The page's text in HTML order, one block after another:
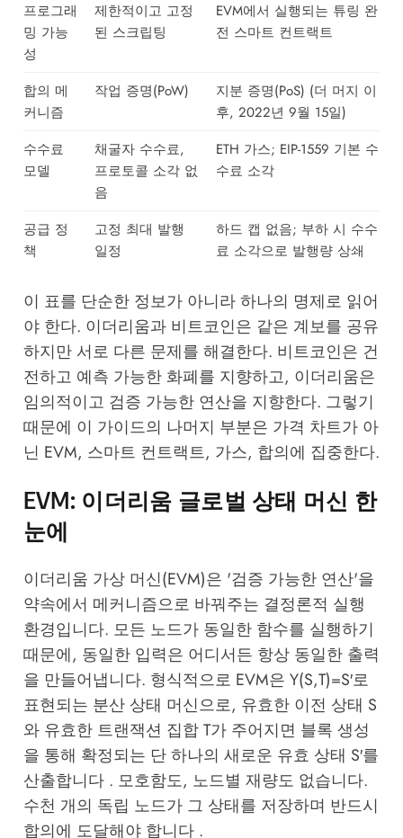
프로그래
밍 가능
성
제한적이고 고정
된 스크립팅
EVM에서 실행되는 튜링 완
전 스마트 컨트랙트
합의 메
커니즘
작업 증명(PoW)
지분 증명(PoS) (더 머지 이
후, 2022년 9월 15일)
수수료
모델
채굴자 수수료,
프로토콜 소각 없
음
ETH 가스; EIP-1559 기본 수
수료 소각
공급 정
책
고정 최대 발행
일정
하드 캡 없음; 부하 시 수수
료 소각으로 발행량 상쇄
이 표를 단순한 정보가 아니라 하나의 명제로 읽어
야 한다. 이더리움과 비트코인은 같은 계보를 공유
하지만 서로 다른 문제를 해결한다. 비트코인은 건
전하고 예측 가능한 화폐를 지향하고, 이더리움은
임의적이고 검증 가능한 연산을 지향한다. 그렇기
때문에 이 가이드의 나머지 부분은 가격 차트가 아
닌 EVM, 스마트 컨트랙트, 가스, 합의에 집중한다.
EVM: 이더리움 글로벌 상태 머신 한
눈에
이더리움 가상 머신(EVM)은 '검증 가능한 연산'을
약속에서 메커니즘으로 바꿔주는 결정론적 실행
환경입니다. 모든 노드가 동일한 함수를 실행하기
때문에, 동일한 입력은 어디서든 항상 동일한 출력
을 만들어냅니다. 형식적으로 EVM은 Y(S,T)=S′로
표현되는 분산 상태 머신으로, 유효한 이전 상태 S
와 유효한 트랜잭션 집합 T가 주어지면 블록 생성
을 통해 확정되는 단 하나의 새로운 유효 상태 S′를
산출합니다 . 모호함도, 노드별 재량도 없습니다.
수천 개의 독립 노드가 그 상태를 저장하며 반드시
합의에 도달해야 합니다 .